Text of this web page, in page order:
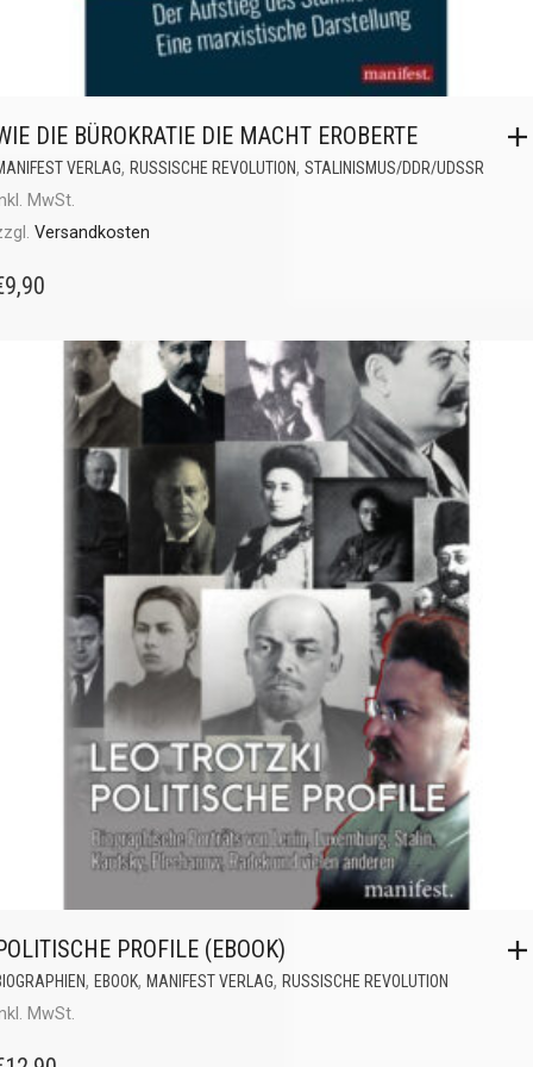
DIE BÜROKRATIE DIE MACHT EROBERTE
VERLAG, RUSSISCHE REVOLUTION, STALINISMUS/DDR/UDSSR
MwSt.
Versandkosten
9,90
PROFILE (EBOOK)
, EBOOK, MANIFEST VERLAG, RUSSISCHE REVOLUTION
MwSt.